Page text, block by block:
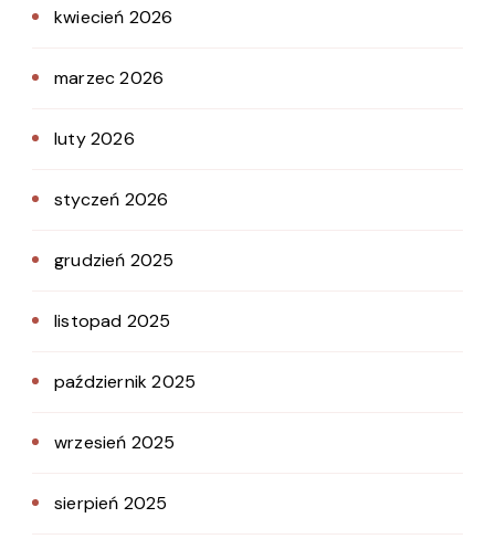
kwiecień 2026
marzec 2026
luty 2026
styczeń 2026
grudzień 2025
listopad 2025
październik 2025
wrzesień 2025
sierpień 2025